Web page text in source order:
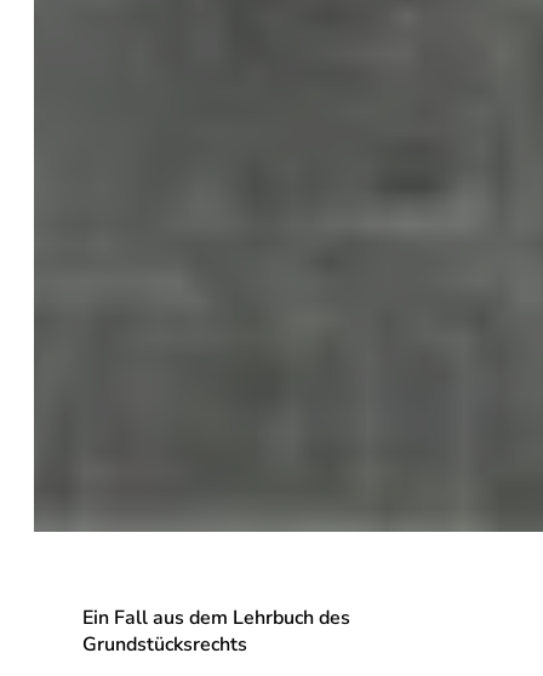
Ein Fall aus dem Lehrbuch des
Grundstücksrechts